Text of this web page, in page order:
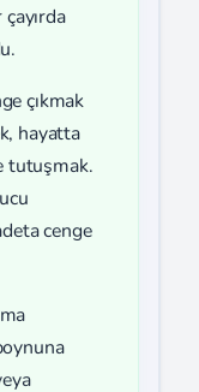
çıkmak
hayatta
tutuşmak.
cenge